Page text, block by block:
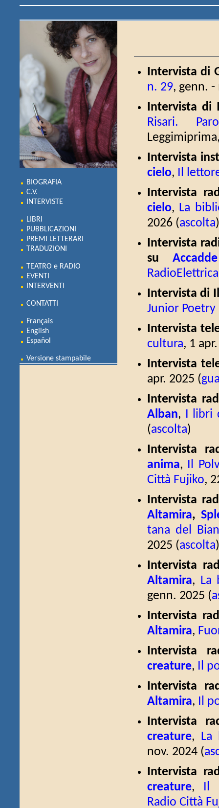
BIOGRAFIA
C.V.
INTERVISTE
LIBRI
PUBBLICAZIONI
PREMI LETTERARI
TRADUZIONI
TEATRO e RADIO
EVENTI
INTERVENTI
CONTATTI
Français
English
Español
Versione stampabile
Intervista di
n. 29, genn. -
Intervista di
Risari.
Intervista
cielo, Il
Intervista
cielo, La
2026 (ascolta)
Intervista
su
RadioElettrica
Intervista di
Junior Poetry
Intervista
cultura, 1
Intervista
apr. 2025 (
Intervista
Alban, I libri
(ascolta)
Intervista
anima, Il
Città Fujiko,
Intervista
Altamira,
tana del
2025 (ascolta)
Intervista
Altamira, La
genn. 2025 (
Intervista
Altamira,
Intervista
creature, Il
Intervista
Altamira, Il
Intervista
creature, La
nov. 2024 (
Intervista
creature, Il
Radio Città